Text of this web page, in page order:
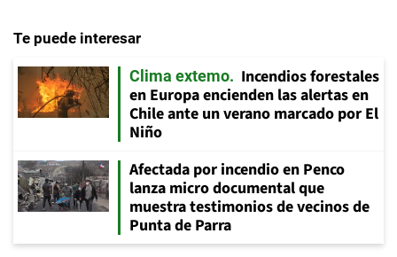
Te puede interesar
Clima extemo
Incendios forestales
en Europa encienden las alertas en
Chile ante un verano marcado por El
Niño
Afectada por incendio en Penco
lanza micro documental que
muestra testimonios de vecinos de
Punta de Parra